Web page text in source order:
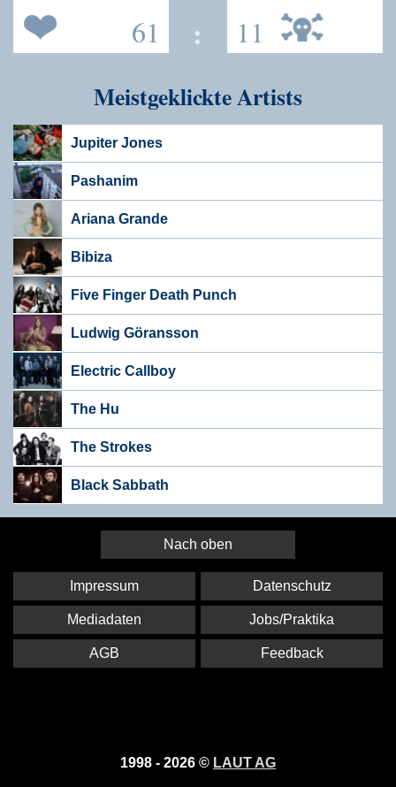
61 : 11
Meistgeklickte Artists
Jupiter Jones
Pashanim
Ariana Grande
Bibiza
Five Finger Death Punch
Ludwig Göransson
Electric Callboy
The Hu
The Strokes
Black Sabbath
Nach oben
1998 - 2026 © LAUT AG
Impressum Datenschutz
Mediadaten Jobs/Praktika
AGB Feedback